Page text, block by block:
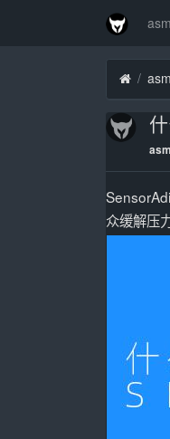
众缓解压